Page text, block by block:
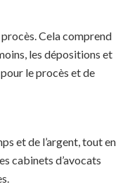
Cela comprend
les dépositions et
le procès et de
et de l’argent, tout en
cabinets d’avocats